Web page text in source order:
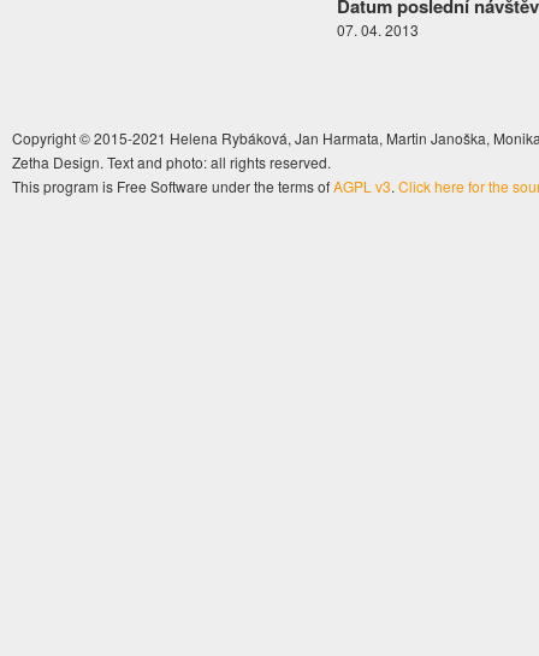
Datum poslední
07. 04. 2013
Copyright © 2015-2021 Helena Rybáková, Jan Harmata, Martin Janoška,
Zetha Design. Text and photo: all rights reserved.
This program is Free Software under the terms ofAGPL v3. Click here for the